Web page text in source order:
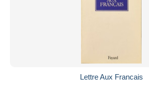
Lettre Aux Francais